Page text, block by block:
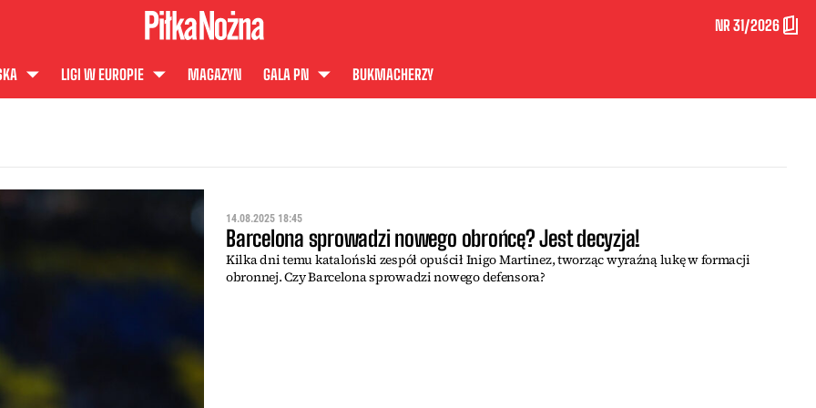
NR 31/2026
LIGI W EUROPIE MAGAZYN GALA PN BUKMACHERZY
14.08.2025 18:45
Barcelona sprowadzi nowego obrońcę? Jest decyzja!
Kilka dni temu kataloński zespół opuścił Inigo Martinez, tworząc wyraźną lukę w formacji
obronnej. Czy Barcelona sprowadzi nowego defensora?